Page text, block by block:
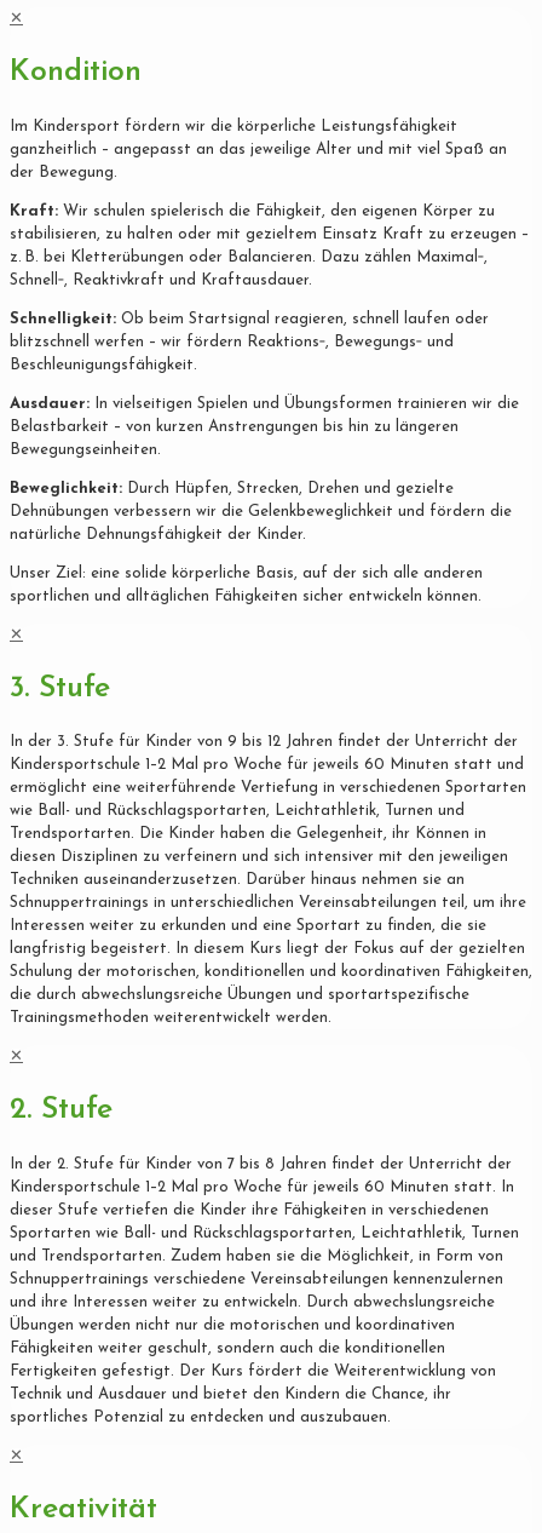
✕
Kondition
Im Kindersport fördern wir die körperliche Leistungsfähigkeit
ganzheitlich – angepasst an das jeweilige Alter und mit viel Spaß an
der Bewegung.
Kraft: Wir schulen spielerisch die Fähigkeit, den eigenen Körper zu
stabilisieren, zu halten oder mit gezieltem Einsatz Kraft zu erzeugen –
z. B. bei Kletterübungen oder Balancieren. Dazu zählen Maximal‐,
Schnell‐, Reaktivkraft und Kraftausdauer.
Schnelligkeit: Ob beim Startsignal reagieren, schnell laufen oder
blitzschnell werfen – wir fördern Reaktions‐, Bewegungs‐ und
Beschleunigungsfähigkeit.
Ausdauer: In vielseitigen Spielen und Übungsformen trainieren wir die
Belastbarkeit – von kurzen Anstrengungen bis hin zu längeren
Bewegungseinheiten.
Beweglichkeit: Durch Hüpfen, Strecken, Drehen und gezielte
Dehnübungen verbessern wir die Gelenkbeweglichkeit und fördern die
natürliche Dehnungsfähigkeit der Kinder.
Unser Ziel: eine solide körperliche Basis, auf der sich alle anderen
sportlichen und alltäglichen Fähigkeiten sicher entwickeln können.
✕
3. Stufe
In der 3. Stufe für Kinder von 9 bis 12 Jahren findet der Unterricht der
Kindersportschule 1–2 Mal pro Woche für jeweils 60 Minuten statt und
ermöglicht eine weiterführende Vertiefung in verschiedenen Sportarten
wie Ball- und Rückschlagsportarten, Leichtathletik, Turnen und
Trendsportarten. Die Kinder haben die Gelegenheit, ihr Können in
diesen Disziplinen zu verfeinern und sich intensiver mit den jeweiligen
Techniken auseinanderzusetzen. Darüber hinaus nehmen sie an
Schnuppertrainings in unterschiedlichen Vereinsabteilungen teil, um ihre
Interessen weiter zu erkunden und eine Sportart zu finden, die sie
langfristig begeistert. In diesem Kurs liegt der Fokus auf der gezielten
Schulung der motorischen, konditionellen und koordinativen Fähigkeiten,
die durch abwechslungsreiche Übungen und sportartspezifische
Trainingsmethoden weiterentwickelt werden.
✕
2. Stufe
In der 2. Stufe für Kinder von 7 bis 8 Jahren findet der Unterricht der
Kindersportschule 1–2 Mal pro Woche für jeweils 60 Minuten statt. In
dieser Stufe vertiefen die Kinder ihre Fähigkeiten in verschiedenen
Sportarten wie Ball- und Rückschlagsportarten, Leichtathletik, Turnen
und Trendsportarten. Zudem haben sie die Möglichkeit, in Form von
Schnuppertrainings verschiedene Vereinsabteilungen kennenzulernen
und ihre Interessen weiter zu entwickeln. Durch abwechslungsreiche
Übungen werden nicht nur die motorischen und koordinativen
Fähigkeiten weiter geschult, sondern auch die konditionellen
Fertigkeiten gefestigt. Der Kurs fördert die Weiterentwicklung von
Technik und Ausdauer und bietet den Kindern die Chance, ihr
sportliches Potenzial zu entdecken und auszubauen.
✕
Kreativität